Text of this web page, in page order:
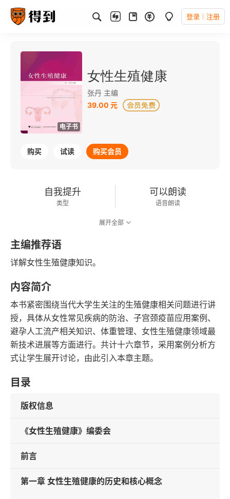
登录 注册
电子书
女性生殖健康
张丹 主编
39.00 元
购买 试读 购买会员
自我提升
类型
可以朗读
语音朗读
展开全部
主编推荐语
详解女性生殖健康知识。
内容简介
本书紧密围绕当代大学生关注的生殖健康相关问题进行讲
授，具体从女性常见疾病的防治、子宫颈疫苗应用案例、
避孕人工流产相关知识、体重管理、女性生殖健康领域最
新技术进展等方面进行。共计十六章节，采用案例分析方
式让学生展开讨论，由此引入本章主题。
目录
版权信息
《女性生殖健康》编委会
前言
第一章 女性生殖健康的历史和核心概念